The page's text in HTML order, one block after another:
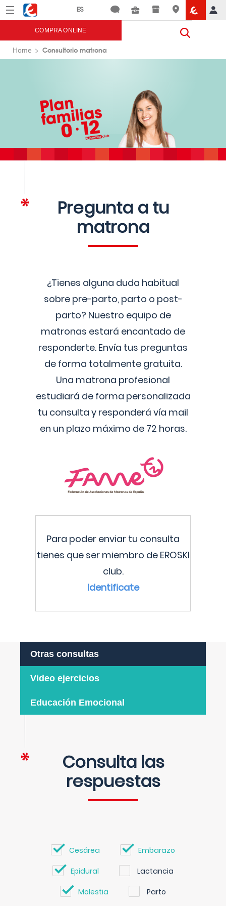
Menú Eroski
COMPRA ONLINE
Home Consultorio matrona
Pregunta a tu
matrona
¿Tienes alguna duda habitual
sobre pre-parto, parto o post-
parto? Nuestro equipo de
matronas estará encantado de
responderte. Envía tus preguntas
de forma totalmente gratuita.
Una matrona profesional
estudiará de forma personalizada
tu consulta y responderá vía mail
en un plazo máximo de 72 horas.
Para poder enviar tu consulta
tienes que ser miembro de EROSKI
club.
Identificate
Otras consultas
Video ejercicios
Educación Emocional
Consulta las
respuestas
Cesárea Embarazo
Epidural Lactancia
Molestia Parto